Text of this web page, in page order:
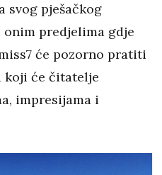
svog pješačkog
onim predjelima gdje
će pozorno pratiti
koji će čitatelje
impresijama i